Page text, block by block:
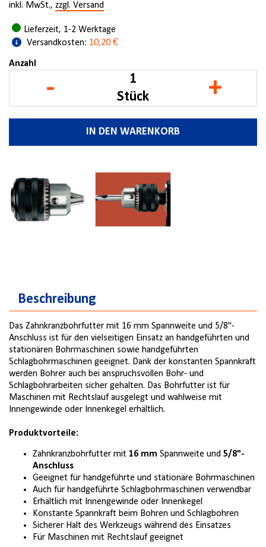
inkl. MwSt., zzgl. Versand
Lieferzeit, 1-2 Werktage
Versandkosten: 10,20 €
Anzahl
- Stück +
IN DEN WARENKORB
Beschreibung
Das Zahnkranzbohrfutter mit 16 mm Spannweite und 5/8"-
Anschluss ist für den vielseitigen Einsatz an handgeführten und
stationären Bohrmaschinen sowie handgeführten
Schlagbohrmaschinen geeignet. Dank der konstanten Spannkraft
werden Bohrer auch bei anspruchsvollen Bohr- und
Schlagbohrarbeiten sicher gehalten. Das Bohrfutter ist für
Maschinen mit Rechtslauf ausgelegt und wahlweise mit
Innengewinde oder Innenkegel erhältlich.
Produktvorteile:
Zahnkranzbohrfutter mit 16 mm Spannweite und 5/8"-
Anschluss
Geeignet für handgeführte und stationäre Bohrmaschinen
Auch für handgeführte Schlagbohrmaschinen verwendbar
Erhältlich mit Innengewinde oder Innenkegel
Konstante Spannkraft beim Bohren und Schlagbohren
Sicherer Halt des Werkzeugs während des Einsatzes
Für Maschinen mit Rechtslauf geeignet